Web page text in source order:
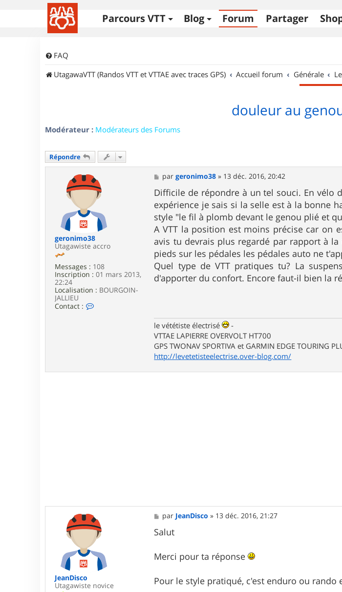
Parcours VTT Blog Forum Partager
FAQ
UtagawaVTT (Randos VTT et VTTAE avec traces GPS)
Accueil forum Générale
douleur au
Modérateur : Modérateurs des Forums
Répondre
geronimo38
Utagawiste accro
Messages : 108
Inscription : 01 mars 2013,
22:24
Localisation : BOURGOIN-
JALLIEU
Contact :
g
M
e
s
s
a
g
e
pargeronimo38 » 13 déc. 2016, 20:42
Difficile de répondre à un tel souci. En
expérience je sais si la selle est à la bonne
style "le fil à plomb devant le genou plié et
A VTT la position est moins précise car on
avis tu devrais plus regardé par rapport à
pieds sur les pédales les pédales auto ne
Quel type de VTT pratiques tu? La
d'apporter du confort. Encore faut-il bien la
le vététiste électrisé
-
VTTAE LAPIERRE OVERVOLT HT700
GPS TWONAV SPORTIVA et GARMIN EDGE TOURING
http://levetetisteelectrise.over-blog.com/
JeanDisco
Utagawiste novice
M
e
s
s
g
e
par JeanDisco » 13 déc. 2016, 21:27
Salut
Merci pour ta réponse
Pour le style pratiqué, c'est enduro ou rando